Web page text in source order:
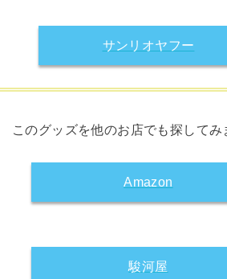
サンリオヤフー
このグッズを他のお店でも探してみ
Amazon
駿河屋